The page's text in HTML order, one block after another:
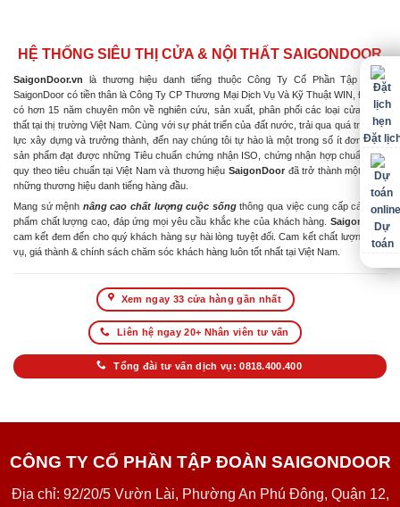
HỆ THỐNG SIÊU THỊ CỬA & NỘI THẤT SAIGONDOOR
SaigonDoor.vn là thương hiệu danh tiếng thuộc Công Ty Cổ Phần Tập Đoàn
SaigonDoor có tiền thân là Công Ty CP Thương Mại Dịch Vụ Và Kỹ Thuật WIN, Đơn vị
có hơn 15 năm chuyên môn về nghiên cứu, sản xuất, phân phối các loại cửa & nội
thất tại thị trường Việt Nam. Cùng với sự phát triển của đất nước, trải qua quá trình nỗ
lực xây dựng và trưởng thành, đến nay chúng tôi tự hào là một trong số ít đơn vị có
sản phẩm đạt được những Tiêu chuẩn chứng nhận ISO, chứng nhận hợp chuẩn hợp
quy theo tiêu chuẩn tại Việt Nam và thương hiệu SaigonDoor đã trở thành một trong
những thương hiệu danh tiếng hàng đầu.
Mang sứ mệnh nâng cao chất lượng cuộc sốngthông qua việc cung cấp các sản
phẩm chất lượng cao, đáp ứng mọi yêu cầu khắc khe của khách hàng. SaigonDoor
cam kết đem đến cho quý khách hàng sự hài lòng tuyệt đối. Cam kết chất lượng dịch
vụ, giá thành & chính sách chăm sóc khách hàng luôn tốt nhất tại Việt Nam.
Xem ngay 33 cửa hàng gần nhất
Liên hệ ngay 20+ Nhân viên tư vấn
Tổng đài tư vấn dịch vụ: 0818.400.400
CÔNG TY CỔ PHẦN TẬP ĐOÀN SAIGONDOOR
Địa chỉ: 92/20/5 Vườn Lài, Phường An Phú Đông, Quận 12,
Đặt
Dự
toán